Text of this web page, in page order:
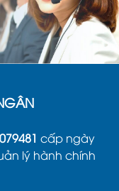
cấp ngày
lý hành chính